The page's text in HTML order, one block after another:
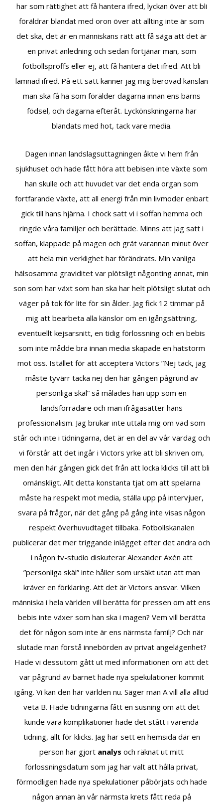
har som rättighet att få hantera ifred, lyckan över att bli
föräldrar blandat med oron över att allting inte är som
det ska, det är en människans rätt att få säga att det är
en privat anledning och sedan förtjänar man, som
fotbollsproffs eller ej, att få hantera det ifred. Att bli
lämnad ifred. På ett sätt känner jag mig berövad känslan
man ska få ha som förälder dagarna innan ens barns
födsel, och dagarna efteråt. Lyckönskningarna har
blandats med hot, tack vare media.
Dagen innan landslagsuttagningen åkte vi hem från
sjukhuset och hade fått höra att bebisen inte växte som
han skulle och att huvudet var det enda organ som
fortfarande växte, att all energi från min livmoder enbart
gick till hans hjärna. I chock satt vi i soffan hemma och
ringde våra familjer och berättade. Minns att jag satt i
soffan, klappade på magen och grät varannan minut över
att hela min verklighet har förändrats. Min vanliga
hälsosamma graviditet var plötsligt någonting annat, min
son som har växt som han ska har helt plötsligt slutat och
väger på tok för lite för sin ålder. Jag fick 12 timmar på
mig att bearbeta alla känslor om en igångsättning,
eventuellt kejsarsnitt, en tidig förlossning och en bebis
som inte mådde bra innan media skapade en hatstorm
mot oss. Istället för att acceptera Victors ”Nej tack, jag
måste tyvärr tacka nej den här gången pågrund av
personliga skäl” så målades han upp som en
landsförrädare och man ifrågasätter hans
professionalism. Jag brukar inte uttala mig om vad som
står och inte i tidningarna, det är en del av vår vardag och
vi förstår att det ingår i Victors yrke att bli skriven om,
men den här gången gick det från att locka klicks till att bli
omänskligt. Allt detta konstanta tjat om att spelarna
måste ha respekt mot media, ställa upp på intervjuer,
svara på frågor, när det gång på gång inte visas någon
respekt överhuvudtaget tillbaka. Fotbollskanalen
publicerar det mer triggande inlägget efter det andra och
i någon tv-studio diskuterar Alexander Axén att
”personliga skäl” inte håller som ursäkt utan att man
kräver en förklaring. Att det är Victors ansvar. Vilken
människa i hela världen vill berätta för pressen om att ens
bebis inte växer som han ska i magen? Vem vill berätta
det för någon som inte är ens närmsta familj? Och när
slutade man förstå innebörden av privat angelägenhet?
Hade vi dessutom gått ut med informationen om att det
var pågrund av barnet hade nya spekulationer kommit
igång. Vi kan den här världen nu. Säger man A vill alla alltid
veta B. Hade tidningarna fått en susning om att det
kunde vara komplikationer hade det stått i varenda
tidning, allt för klicks. Jag har sett en hemsida där en
person har gjort analys och räknat ut mitt
förlossningsdatum som jag har valt att hålla privat,
förmodligen hade nya spekulationer påbörjats och hade
någon annan än vår närmsta krets fått reda på